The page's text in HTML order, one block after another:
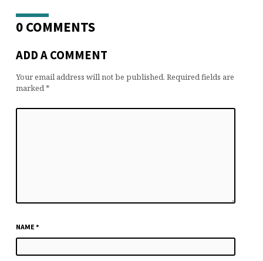
0 COMMENTS
ADD A COMMENT
Your email address will not be published. Required fields are
marked*
NAME*